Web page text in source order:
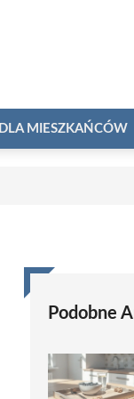
DLA MIESZKAŃCÓW
Podobne